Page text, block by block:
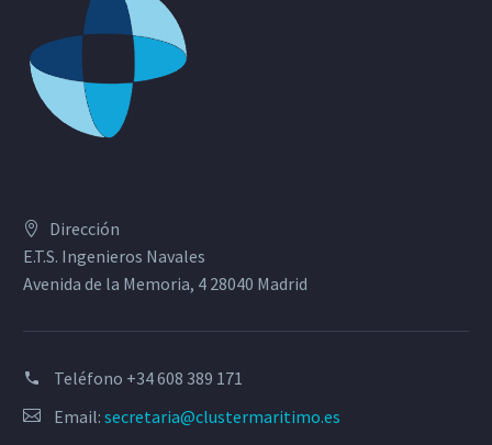
Dirección
E.T.S. Ingenieros Navales
Avenida de la Memoria, 4 28040 Madrid
Teléfono +34 608 389 171
Email: secretaria@clustermaritimo.es